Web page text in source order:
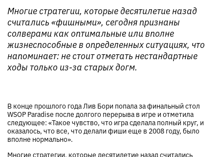
Многие стратегии, которые десятилетие назад
считались «фишными», сегодня признаны
солверами как оптимальные или вполне
жизнеспособные в определенных ситуациях, что
напоминает: не стоит отметать нестандартные
ходы только из-за старых догм.
В конце прошлого года Лив Бори попала за финальный стол
WSOP Paradise после долгого перерыва в игре и отметила
следующее: «Такое чувство, что игра сделала полный круг, и
оказалось, что все, что делали фиши еще в 2008 году, было
вполне нормально».
Многие стратегии, которые десятилетие назад считались